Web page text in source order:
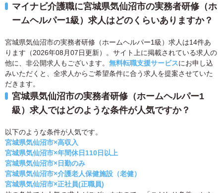
マイナビ介護職に宮城県気仙沼市の実務者研修（ホ
ームヘルパー1級）求人はどのくらいありますか？
宮城県気仙沼市の実務者研修（ホームヘルパー1級）求人は14件あ
ります（2026年08月07日更新）。サイト上に掲載されている求人の
他に、非公開求人もございます。 無料転職支援サービスにお申し込
みいただくと、全求人からご希望条件に合う求人を提案させていた
だきます。
宮城県気仙沼市の実務者研修（ホームヘルパー1
級）求人ではどのような条件が人気ですか？
以下のような条件が人気です。
宮城県気仙沼市×高収入
宮城県気仙沼市×年間休日110日以上
宮城県気仙沼市×日勤のみ
宮城県気仙沼市×介護老人保健施設（老健）
宮城県気仙沼市×正社員(正職員)